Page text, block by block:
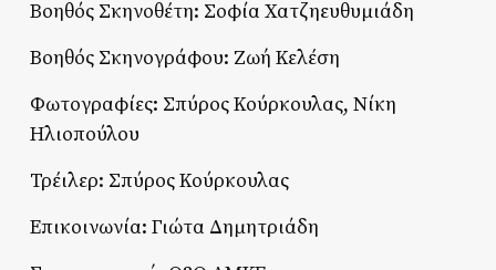
Βοηθός Σκηνοθέτη: Σοφία Χατζηευθυμιάδη
Βοηθός Σκηνογράφου: Ζωή Κελέση
Φωτογραφίες: Σπύρος Κούρκουλας, Νίκη
Ηλιοπούλου
Τρέιλερ: Σπύρος Κούρκουλας
Επικοινωνία: Γιώτα Δημητριάδη